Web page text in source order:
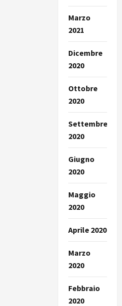
Marzo
2021
Dicembre
2020
Ottobre
2020
Settembre
2020
Giugno
2020
Maggio
2020
Aprile 2020
Marzo
2020
Febbraio
2020